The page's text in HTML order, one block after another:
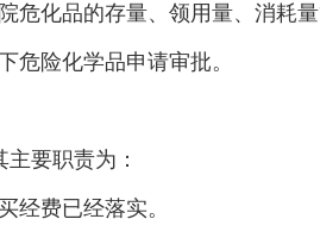
危化品的存量、领用量、消耗
危险化学品申请审批。
要职责为：
经费已经落实。